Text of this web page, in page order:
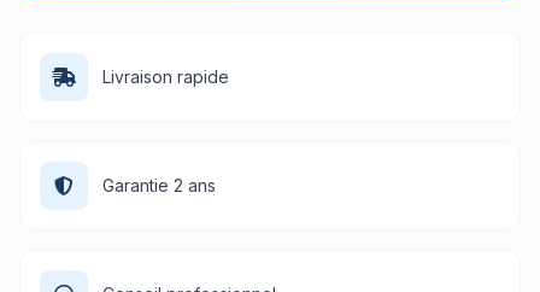
Livraison rapide
Garantie 2 ans